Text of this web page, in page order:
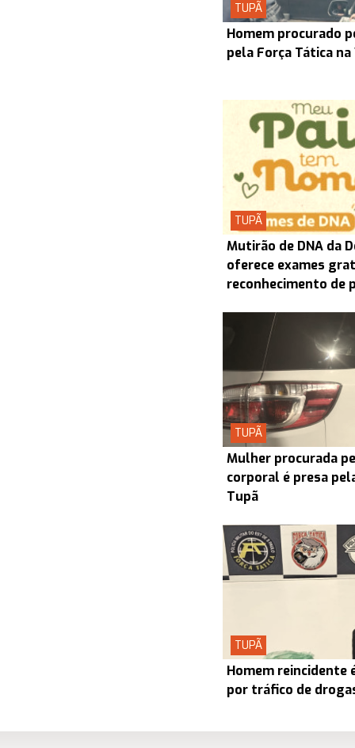
TUPÃ
Homem procurado
pela Força Tática
TUPÃ
Mutirão de DNA da
oferece exames
reconhecimento de
TUPÃ
Mulher procurada
corporal é presa
Tupã
TUPÃ
Homem reincidente
por tráfico de